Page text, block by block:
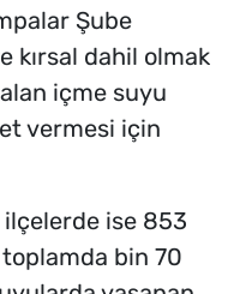
Şube
kırsal dahil olmak
içme suyu
vermesi için
ilçelerde ise 853
toplamda bin 70